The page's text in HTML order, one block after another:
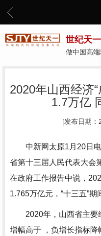
世纪天
做中国高
2020年山西经济
1.7万亿
[发布日期
中新网太原1月20日电
省第十三届人民代表大会
在政府工作报告中说，
1.765万亿元，“十三五”期
2020年，山西省主要
增幅高于 ，负增长指标降